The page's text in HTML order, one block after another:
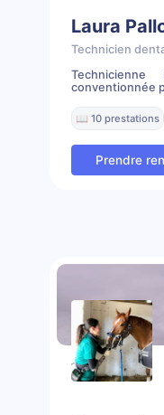
Laura
Technicien
Technicienne
conventionnée
📖 10 prestations
Prendre